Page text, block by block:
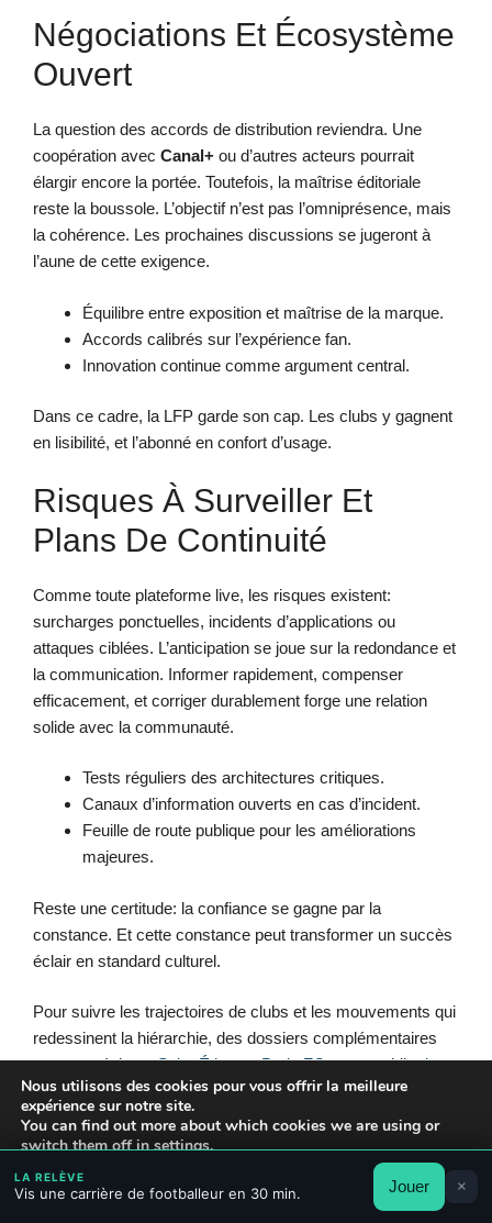
Négociations Et Écosystème
Ouvert
La question des accords de distribution reviendra. Une
coopération avec Canal+ ou d’autres acteurs pourrait
élargir encore la portée. Toutefois, la maîtrise éditoriale
reste la boussole. L’objectif n’est pas l’omniprésence, mais
la cohérence. Les prochaines discussions se jugeront à
l’aune de cette exigence.
Équilibre entre exposition et maîtrise de la marque.
Accords calibrés sur l’expérience fan.
Innovation continue comme argument central.
Dans ce cadre, la LFP garde son cap. Les clubs y gagnent
en lisibilité, et l’abonné en confort d’usage.
Risques À Surveiller Et
Plans De Continuité
Comme toute plateforme live, les risques existent:
surcharges ponctuelles, incidents d’applications ou
attaques ciblées. L’anticipation se joue sur la redondance et
la communication. Informer rapidement, compenser
efficacement, et corriger durablement forge une relation
solide avec la communauté.
Tests réguliers des architectures critiques.
Canaux d’information ouverts en cas d’incident.
Feuille de route publique pour les améliorations
majeures.
Reste une certitude: la confiance se gagne par la
constance. Et cette constance peut transformer un succès
éclair en standard culturel.
Pour suivre les trajectoires de clubs et les mouvements qui
redessinent la hiérarchie, des dossiers complémentaires
restent précieux:Saint-Étienne,Paris FC, sans oublierle
rebond du PSGau cœur du championnat.
Combien d’abonnés compte Ligue 1+ aujourd’hui ?
La plateforme a annoncé
1,026 million d’abonnésun mois
après son lancement, un seuil atteint plus tôt que prévu par
Nous utilisons des cookies pour vous offrir la meilleure
expérience sur notre site.
You can find out more about which cookies we are using or
switch them off insettings.
Accepter Rejeter Réglages
LA RELÈVE
Vis une carrière de footballeur en 30 min. Jouer ×